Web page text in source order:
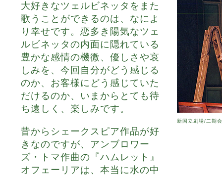
大好きなツェルビネッタをまた
歌うことができるのは、なによ
り幸せです。恋多き陽気なツェ
ルビネッタの内面に隠れている
豊かな感情の機微、優しさや哀
しみを、今回自分がどう感じる
のか、お客様にどう感じていた
だけるのか、いまからとても待
ち遠しく、楽しみです。
昔からシェークスピア作品が好
きなのですが、アンブロワー
ズ・トマ作曲の『ハムレット』
オフェーリアは、本当に水の中
新国立劇場/二期